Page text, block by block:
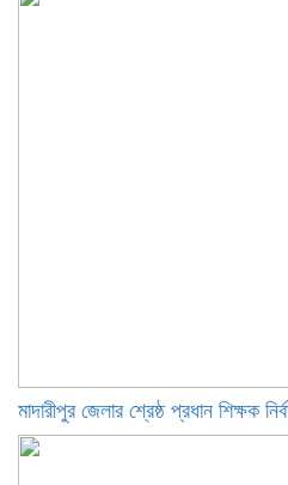
মাদারীপুর জেলার শ্রেষ্ঠ প্রধান শিক্ষক